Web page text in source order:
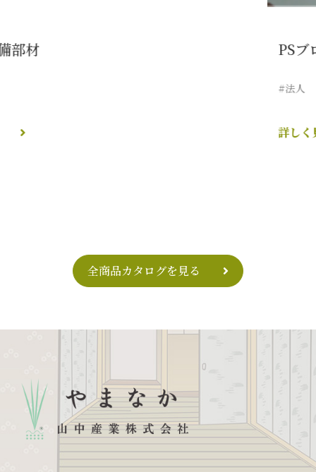
PSブロッ
詳しく見る
全商品カタログを見る